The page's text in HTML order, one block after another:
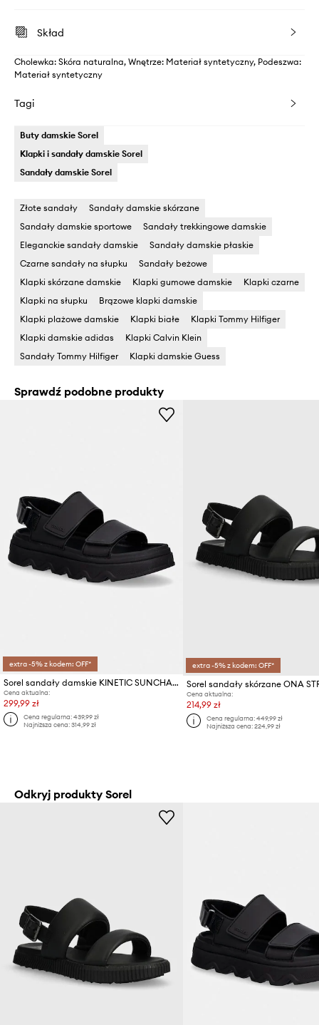
Skład
Cholewka: Skóra naturalna, Wnętrze: Materiał syntetyczny, Podeszwa:
Materiał syntetyczny
Tagi
Buty damskie Sorel
Klapki i sandały damskie Sorel
Sandały damskie Sorel
Złote sandały
Sandały damskie skórzane
Sandały damskie sportowe
Sandały trekkingowe damskie
Eleganckie sandały damskie
Sandały damskie płaskie
Czarne sandały na słupku
Sandały beżowe
Klapki skórzane damskie
Klapki gumowe damskie
Klapki czarne
Klapki na słupku
Brązowe klapki damskie
Klapki plażowe damskie
Klapki białe
Klapki Tommy Hilfiger
Klapki damskie adidas
Klapki Calvin Klein
Sandały Tommy Hilfiger
Klapki damskie Guess
Sprawdź podobne produkty
extra -5% z kodem: OFF*
Sorel sandały damskie KINETIC SUNCHASE AN
Cena aktualna:
299,99 zł
Cena regularna:439,99 zł
Najniższa cena:314,99 zł
extra -5% z kodem: OFF*
Cena aktualna:
214,99 zł
Cena regularna:449,99 zł
Najniższa cena:224,99 zł
Odkryj produkty Sorel